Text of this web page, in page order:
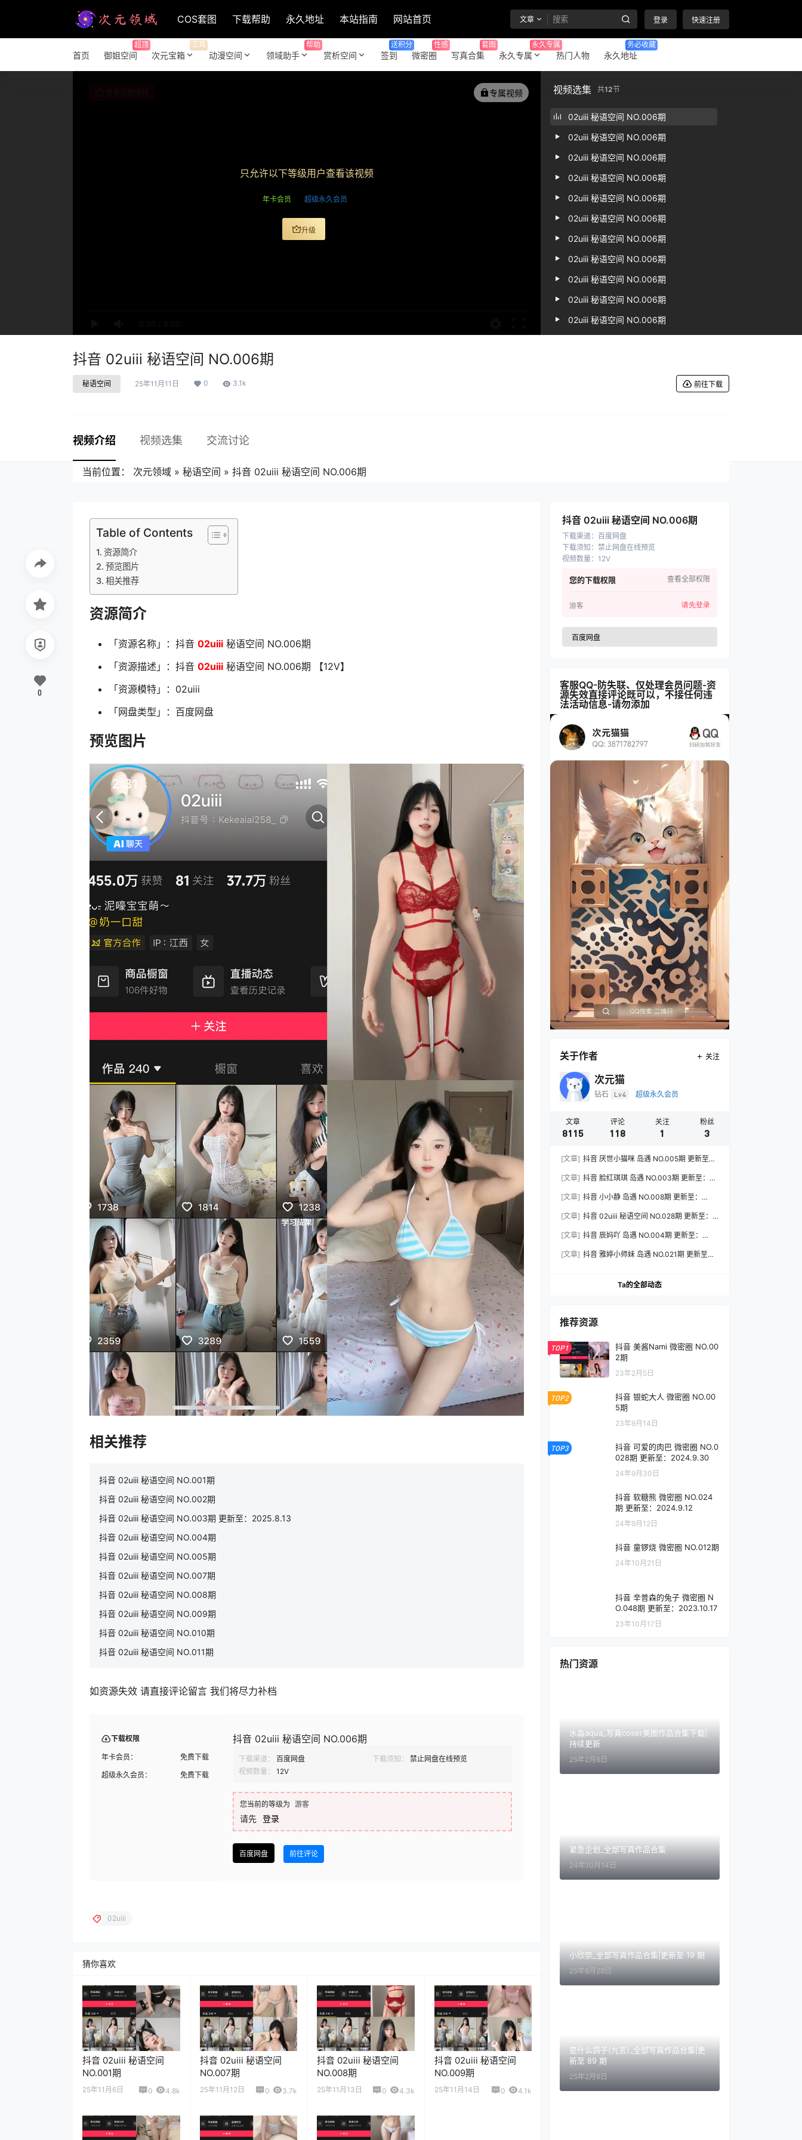
COS套图 下载帮助 永久地址 本站指南 网站首页 文章 登录 快速注册
首页 御姐空间
超顶
次元宝箱
工具
动漫空间 领域助手
帮助
赏析空间 签到
送积分
微密圈
性感
写真合集
套图
永久专属
永久专属
热门人物 永久地址
务必收藏
专属视频
只允许以下等级用户查看该视频
年卡会员 超级永久会员
升级
视频选集 共12节
02uiii 秘语空间 NO.006期
02uiii 秘语空间 NO.006期
02uiii 秘语空间 NO.006期
02uiii 秘语空间 NO.006期
02uiii 秘语空间 NO.006期
02uiii 秘语空间 NO.006期
02uiii 秘语空间 NO.006期
02uiii 秘语空间 NO.006期
02uiii 秘语空间 NO.006期
02uiii 秘语空间 NO.006期
02uiii 秘语空间 NO.006期
抖音 02uiii 秘语空间 NO.006期
秘语空间 25年11月11日 0 3.1k 前往下载
视频介绍 视频选集 交流讨论
当前位置： 次元领域 » 秘语空间 » 抖音 02uiii 秘语空间 NO.006期
Table of Contents
资源简介
预览图片
相关推荐
资源简介
「资源名称」：抖音 02uiii 秘语空间 NO.006期
「资源描述」：抖音 02uiii 秘语空间 NO.006期 【12V】
「资源模特」：02uiii
「网盘类型」：百度网盘
预览图片
相关推荐
抖音 02uiii 秘语空间 NO.001期
抖音 02uiii 秘语空间 NO.002期
抖音 02uiii 秘语空间 NO.003期 更新至：2025.8.13
抖音 02uiii 秘语空间 NO.004期
抖音 02uiii 秘语空间 NO.005期
抖音 02uiii 秘语空间 NO.007期
抖音 02uiii 秘语空间 NO.008期
抖音 02uiii 秘语空间 NO.009期
抖音 02uiii 秘语空间 NO.010期
抖音 02uiii 秘语空间 NO.011期
如资源失效 请直接评论留言 我们将尽力补档
下载权限
年卡会员：
免费下载
超级永久会员：
免费下载
抖音 02uiii 秘语空间 NO.006期
下载渠道： 百度网盘 下载须知：
禁止网盘在线预览
视频数量：
12V
您当前的等级为 游客
请先 登录
百度网盘 前往评论
0
02uiii
猜你喜欢
抖音 02uiii 秘语空间
NO.001期
25年11月6日 0 4.8k
抖音 02uiii 秘语空间
NO.007期
25年11月12日 0 3.7k
抖音 02uiii 秘语空间
NO.008期
25年11月13日 0 4.3k
抖音 02uiii 秘语空间
NO.009期
25年11月14日 0 4.1k
抖音 02uiii 秘语空间 NO.006期
下载渠道： 百度网盘
下载须知 ： 禁止网盘在线预览
视频数量： 12V
您的下载权限 查看全部权限
游客 请先登录
百度网盘
客服QQ-防失联、仅处理会员问题-资
源失效直接评论既可以，不接任何违
法活动信息-请勿添加
关于作者 关注
次元猫
钻石 Lv4 超级永久会员
文章
8115
评论
118
关注
1
粉丝
3
[文章] 抖音 厌世小猫咪 岛遇 NO.005期 更新至：
[文章] 抖音 脸红琪琪 岛遇 NO.003期 更新至：
[文章] 抖音 小小静 岛遇 NO.008期 更新至：
[文章] 抖音 02uiii 秘语空间 NO.028期 更新至：
[文章] 抖音 辰妈吖 岛遇 NO.004期 更新至：
[文章] 抖音 雅婷小师妹 岛遇 NO.021期 更新至：
Ta的全部动态
推荐资源
TOP1
抖音 美酱Nami 微密圈 NO.00
2期
23年2月5日
TOP2
抖音 银蛇大人 微密圈 NO.00
5期
23年9月14日
TOP3
抖音 可爱的肉巴 微密圈 NO.0
028期 更新至：2024.9.30
24年9月30日
抖音 软糖熊 微密圈 NO.024
期 更新至：2024.9.12
24年9月12日
抖音 童锣烧 微密圈 NO.012期
24年10月21日
抖音 辛普森的兔子 微密圈 N
O.048期 更新至：2023.10.17
23年10月17日
热门资源
水淼aqua_写真coser美图作品合集下载|
持续更新
25年2月6日
紧急企划_全部写真作品合集
24年10月14日
小欣奈_全部写真作品合集|更新至 19 期
25年8月28日
是什么鸽子(九言)_全部写真作品合集|更
新至 89 期
25年2月6日